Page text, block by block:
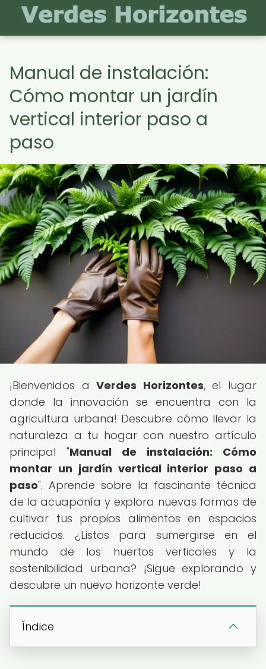
Manual de instalación:
Cómo montar un jardín
vertical interior paso a
paso
¡Bienvenidos aVerdes Horizontes, el lugar
donde la innovación se encuentra con la
agricultura urbana! Descubre cómo llevar la
naturaleza a tu hogar con nuestro artículo
principal "Manual de instalación: Cómo
montar un jardín vertical interior paso a
paso". Aprende sobre la fascinante técnica
de la acuaponía y explora nuevas formas de
cultivar tus propios alimentos en espacios
reducidos. ¿Listos para sumergirse en el
mundo de los huertos verticales y la
sostenibilidad urbana? ¡Sigue explorando y
descubre un nuevo horizonte verde!
Índice